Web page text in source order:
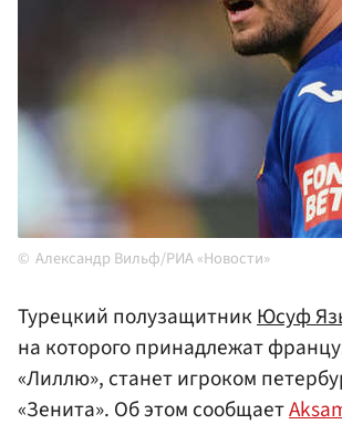
Александр Вильф/РИА «Новости»
Турецкий полузащитникЮсуф
на которого принадлежат
«Лиллю», станет игроком
«Зенита». Об этом сообщает